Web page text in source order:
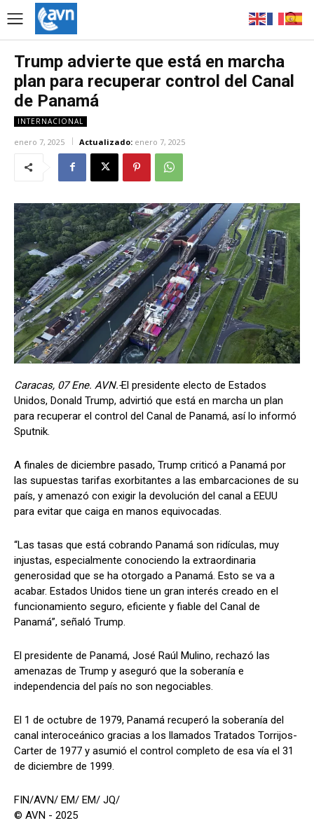
Trump advierte que está en marcha
plan para recuperar control del Canal
de Panamá
INTERNACIONAL
enero 7, 2025 Actualizado: enero 7, 2025
Caracas, 07 Ene. AVN.-El presidente electo de Estados
Unidos, Donald Trump, advirtió que está en marcha un plan
para recuperar el control del Canal de Panamá, así lo informó
Sputnik.
A finales de diciembre pasado, Trump criticó a Panamá por
las supuestas tarifas exorbitantes a las embarcaciones de su
país, y amenazó con exigir la devolución del canal a EEUU
para evitar que caiga en manos equivocadas.
“Las tasas que está cobrando Panamá son ridículas, muy
injustas, especialmente conociendo la extraordinaria
generosidad que se ha otorgado a Panamá. Esto se va a
acabar. Estados Unidos tiene un gran interés creado en el
funcionamiento seguro, eficiente y fiable del Canal de
Panamá”, señaló Trump.
El presidente de Panamá, José Raúl Mulino, rechazó las
amenazas de Trump y aseguró que la soberanía e
independencia del país no son negociables.
El 1 de octubre de 1979, Panamá recuperó la soberanía del
canal interoceánico gracias a los llamados Tratados Torrijos-
Carter de 1977 y asumió el control completo de esa vía el 31
de diciembre de 1999.
FIN/AVN/ EM/ EM/ JQ/
© AVN - 2025